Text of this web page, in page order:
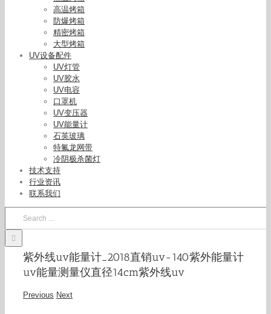
高温烤箱
防爆烤箱
精密烤箱
大型烤箱
UV设备配件
UV灯管
UV胶水
UV电容
口罩机
UV变压器
UV能量计
石英玻璃
特氟龙网带
冷阴极杀菌灯
技术支持
行业资讯
联系我们
紫外线uv能量计_2018直销uv-140紫外能量计
uv能量测量仪直径14cm紫外线uv
Previous Next